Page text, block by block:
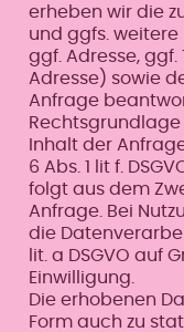
erheben wir die
und ggfs.
ggf. Adresse,
Adresse) sowie
Anfrage
Inhalt der Anfrage
6 Abs. 1 lit f.
folgt aus dem
Anfrage. Bei
die
lit. a DSGVO auf
Einwilligung.
Die erhobenen
Form auch zu